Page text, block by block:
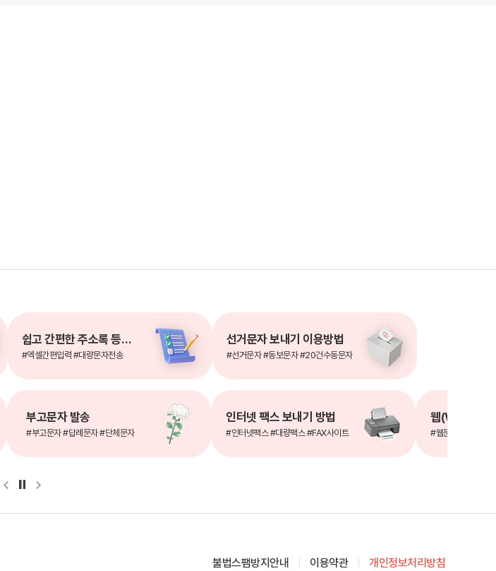
쉽고 간편한 주소록 등록방법
#엑셀간편입력 #대량문자전송
선거문자 보내기 이용방법
#선거문자 #동보문자 #20건수동문자
부고문자 발송
#부고문자 #답례문자 #단체문자
인터넷 팩스 보내기 방법
#인터넷팩스 #대량팩스 #FAX사이트 #웹문자 #문자서
불법스팸방지안내 이용약관 개인정보처리방침